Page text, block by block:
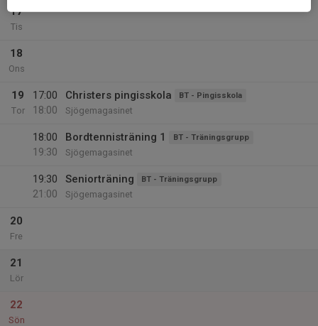
17
Tis
18
Ons
19
Tor
17:00
18:00
Christers pingisskola BT - Pingisskola
Sjögemagasinet
18:00
19:30
Bordtennisträning 1 BT - Träningsgrupp
Sjögemagasinet
19:30
21:00
Seniorträning BT - Träningsgrupp
Sjögemagasinet
20
Fre
21
Lör
22
Sön